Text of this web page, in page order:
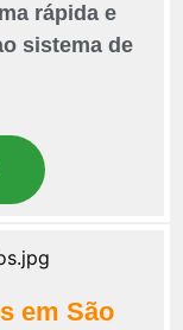
rápida e
sistema de
em São